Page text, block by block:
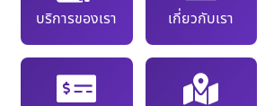
บริการของเรา เกี่ยวกับเรา